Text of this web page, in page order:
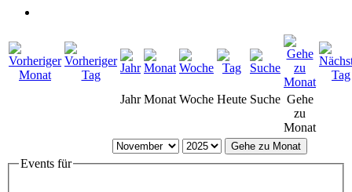
Jahr Monat Woche Heute Suche Gehe
zu
Monat
Gehe zu Monat
Events für